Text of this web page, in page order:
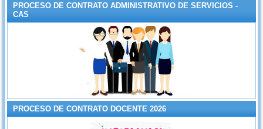
PROCESO DE CONTRATO ADMINISTRATIVO DE SERVICIOS -
CAS
PROCESO DE CONTRATO DOCENTE 2026